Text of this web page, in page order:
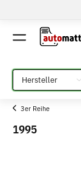
Bitte auswählen
3er Reihe
1995